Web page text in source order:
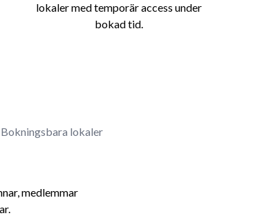
lokaler med temporär access under
bokad tid.
Bokningsbara lokaler
medlemmar